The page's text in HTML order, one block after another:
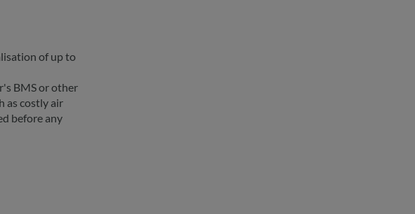
of up to
BMS or other
as costly air
before any